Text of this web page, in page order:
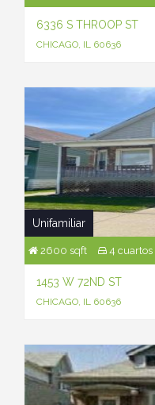
6336 S THROOP ST
CHICAGO, IL 60636
Unifamiliar
2600 sqft 4 cuartos
1453 W 72ND ST
CHICAGO, IL 60636